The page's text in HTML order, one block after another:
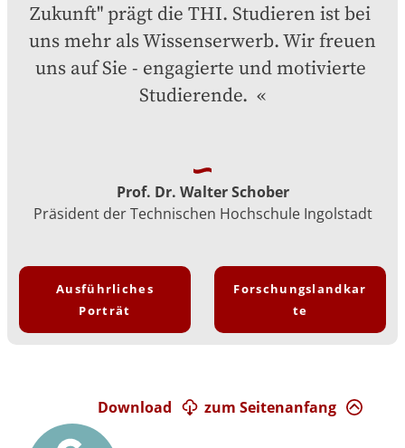
Zukunft" prägt die THI. Studieren ist bei
uns mehr als Wissenserwerb. Wir freuen
uns auf Sie - engagierte und motivierte
Studierende.
Prof. Dr. Walter Schober
Präsident der Technischen Hochschule Ingolstadt
Ausführliches
Porträt
Forschungslandkar
te
zum Seitenanfang
Download